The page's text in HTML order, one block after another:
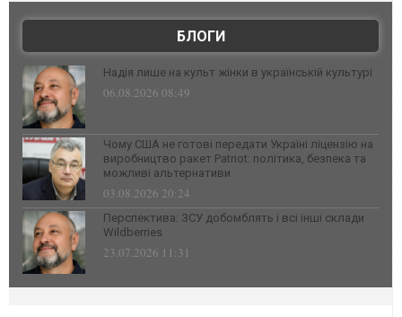
БЛОГИ
Надія лише на культ жінки в українській культурі
06.08.2026 08:49
Чому США не готові передати Україні ліцензію на
виробництво ракет Patriot: політика, безпека та
можливі альтернативи
03.08.2026 20:24
Перспектива: ЗСУ добомблять і всі інші склади
Wildberries
23.07.2026 11:31